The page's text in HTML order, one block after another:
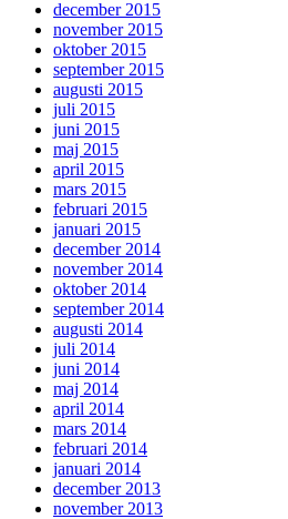
december 2015
november 2015
oktober 2015
september 2015
augusti 2015
juli 2015
juni 2015
maj 2015
april 2015
mars 2015
februari 2015
januari 2015
december 2014
november 2014
oktober 2014
september 2014
augusti 2014
juli 2014
juni 2014
maj 2014
april 2014
mars 2014
februari 2014
januari 2014
december 2013
november 2013